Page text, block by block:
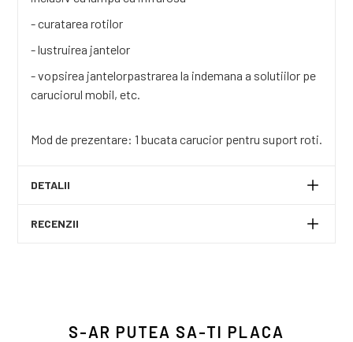
- curatarea rotilor
- lustruirea jantelor
- vopsirea jantelorpastrarea la indemana a solutiilor pe
caruciorul mobil, etc.
Mod de prezentare: 1 bucata carucior pentru suport roti.
DETALII
RECENZII
S-AR PUTEA SA-TI PLACA